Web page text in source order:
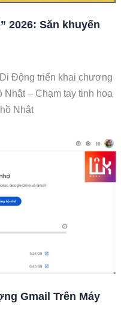
2026: Săn khuyến
Động triển khai chương
Nhật – Chạm tay tinh hoa
Nhật
Gmail Trên Máy